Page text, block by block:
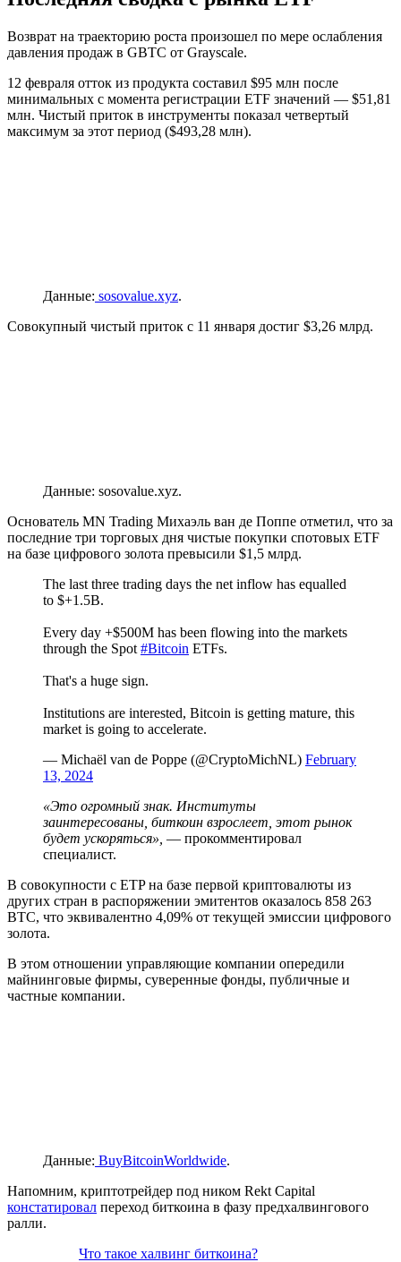
Возврат на траекторию роста произошел по мере ослабления
давления продаж в GBTC от Grayscale.
12 февраля отток из продукта составил $95 млн после
минимальных с момента регистрации ETF значений — $51,81
млн. Чистый приток в инструменты показал четвертый
максимум за этот период ($493,28 млн).
Данные: sosovalue.xyz.
Совокупный чистый приток с 11 января достиг $3,26 млрд.
Данные: sosovalue.xyz.
Основатель MN Trading Михаэль ван де Поппе отметил, что за
последние три торговых дня чистые покупки спотовых ETF
на базе цифрового золота превысили $1,5 млрд.
The last three trading days the net inflow has equalled
to $+1.5B.
Every day +$500M has been flowing into the markets
through the Spot #Bitcoin ETFs.
That's a huge sign.
Institutions are interested, Bitcoin is getting mature, this
market is going to accelerate.
— Michaël van de Poppe (@CryptoMichNL) February
13, 2024
«Это огромный знак. Институты
заинтересованы, биткоин взрослеет, этот рынок
будет ускоряться», — прокомментировал
специалист.
В совокупности с ETPна базе первой криптовалюты из
других стран в распоряжении эмитентов оказалось 858 263
BTC, что эквивалентно 4,09% от текущей эмиссии цифрового
золота.
В этом отношении управляющие компании опередили
майнинговые фирмы, суверенные фонды, публичные и
частные компании.
Данные: BuyBitcoinWorldwide.
Напомним, криптотрейдер под ником Rekt Capital
констатировал переход биткоина в фазу предхалвингового
ралли.
Что такое халвинг биткоина?